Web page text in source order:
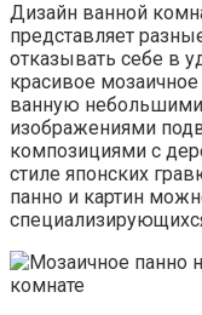
Дизайн ванной
представляет
отказывать себе в
красивое
ванную
изображениями
композициями с
стиле японских
панно и картин